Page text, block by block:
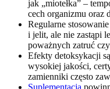
jak „miotełka” –
cech organizmu oraz
Regularne
i jelit, ale nie zastąpi
poważnych zatruć
Efekty detoksykacji
wysokiej jakości,
zamienniki często
Suplementacja